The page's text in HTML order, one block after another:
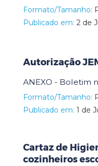
Formato/Tamanho:
Publicado em: 2 de
Autorização
ANEXO - Boletim
Formato/Tamanho:
Publicado em: 1 de
Cartaz de
cozinheiros